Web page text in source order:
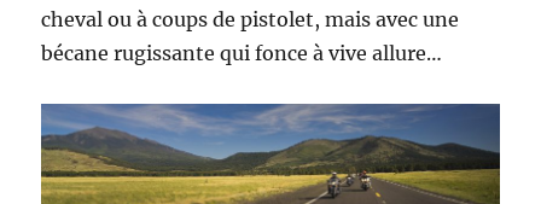
cheval ou à coups de pistolet, mais avec une
bécane rugissante qui fonce à vive allure…